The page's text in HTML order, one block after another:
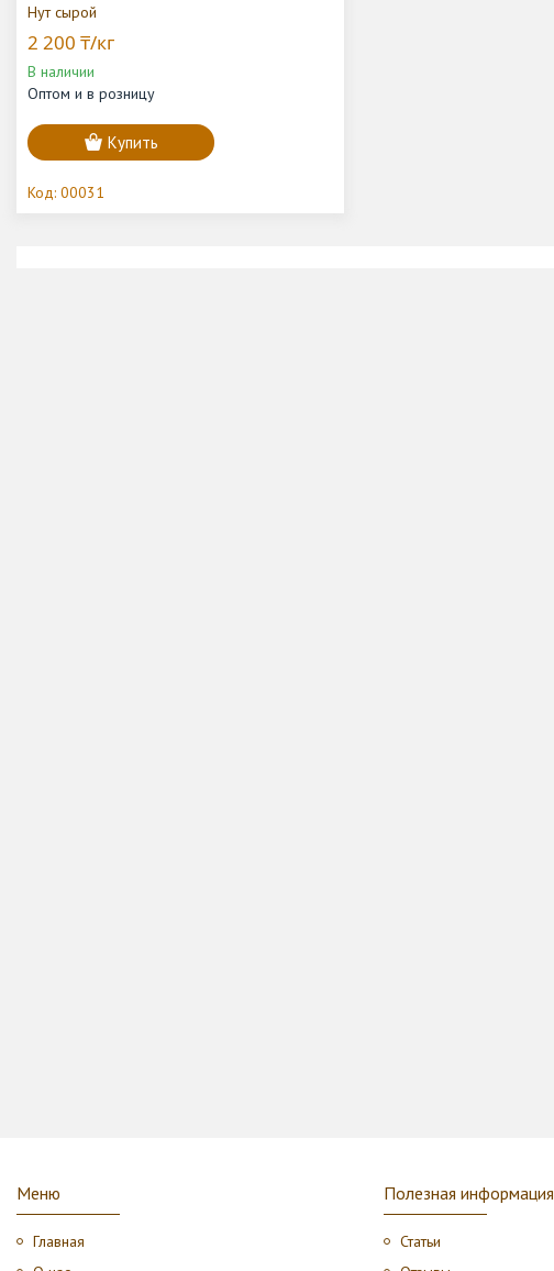
Нут сырой
2 200 ₸/кг
В наличии
Оптом и в розницу
Купить
00031
Меню
Главная
Полезная информация
Статьи